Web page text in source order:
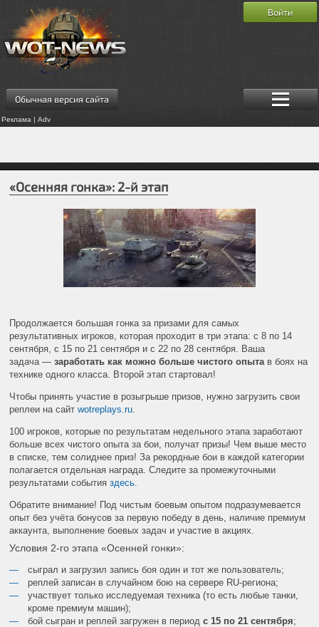
Обычная версия сайта
Реклама | Adv
Войти
«Осенняя гонка»: 2-й этап
Продолжается большая гонка за призами для самых
результативных игроков, которая проходит в три этапа: с 8 по 14
сентября, с 15 по 21 сентября и с 22 по 28 сентября. Ваша
задача —заработать как можно больше чистого опыта в боях на
технике одного класса. Второй этап стартовал!
Чтобы принять участие в розыгрыше призов, нужно загрузить свои
реплеи на сайтwotreplays.ru
100 игроков, которые по результатам недельного этапа заработают
больше всех чистого опыта за бои, получат призы! Чем выше место
в списке, тем солиднее приз! За рекордные бои в каждой категории
полагается отдельная награда. Следите за промежуточными
результатами событияздесь
Обратите внимание! Под чистым боевым опытом подразумевается
опыт без учёта бонусов за первую победу в день, наличие премиум
аккаунта, выполнение боевых задач и участие в акциях.
Условия 2-го этапа «Осенней гонки»:
сыграл и загрузил запись боя один и тот же пользователь;
реплей записан в случайном бою на сервере RU-региона;
участвует только исследуемая техника (то есть любые танки,
кроме премиум машин);
бой сыгран и реплей загружен в периодс 15 по 21 сентября;